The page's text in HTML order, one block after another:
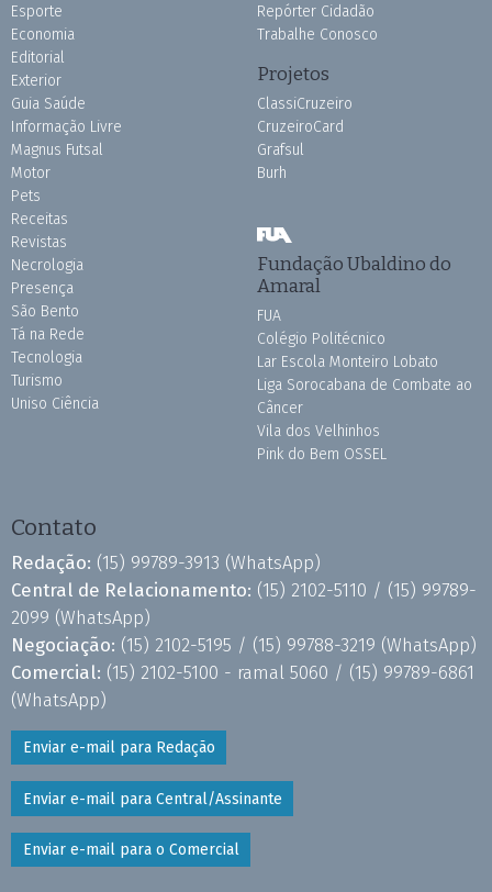
Esporte
Economia
Editorial
Exterior
Guia Saúde
Informação Livre
Magnus Futsal
Motor
Pets
Receitas
Revistas
Necrologia
Presença
São Bento
Tá na Rede
Tecnologia
Turismo
Uniso Ciência
Repórter Cidadão
Trabalhe Conosco
Projetos
ClassiCruzeiro
CruzeiroCard
Grafsul
Burh
Fundação Ubaldino do
Amaral
FUA
Colégio Politécnico
Lar Escola Monteiro Lobato
Liga Sorocabana de Combate ao
Câncer
Vila dos Velhinhos
Pink do Bem OSSEL
Contato
Redação: (15) 99789-3913 (WhatsApp)
Central de Relacionamento: (15) 2102-5110 / (15) 99789-
2099 (WhatsApp)
Negociação: (15) 2102-5195 / (15) 99788-3219 (WhatsApp)
Comercial: (15) 2102-5100 - ramal 5060 / (15) 99789-6861
(WhatsApp)
Enviar e-mail para Redação
Enviar e-mail para Central/Assinante
Enviar e-mail para o Comercial